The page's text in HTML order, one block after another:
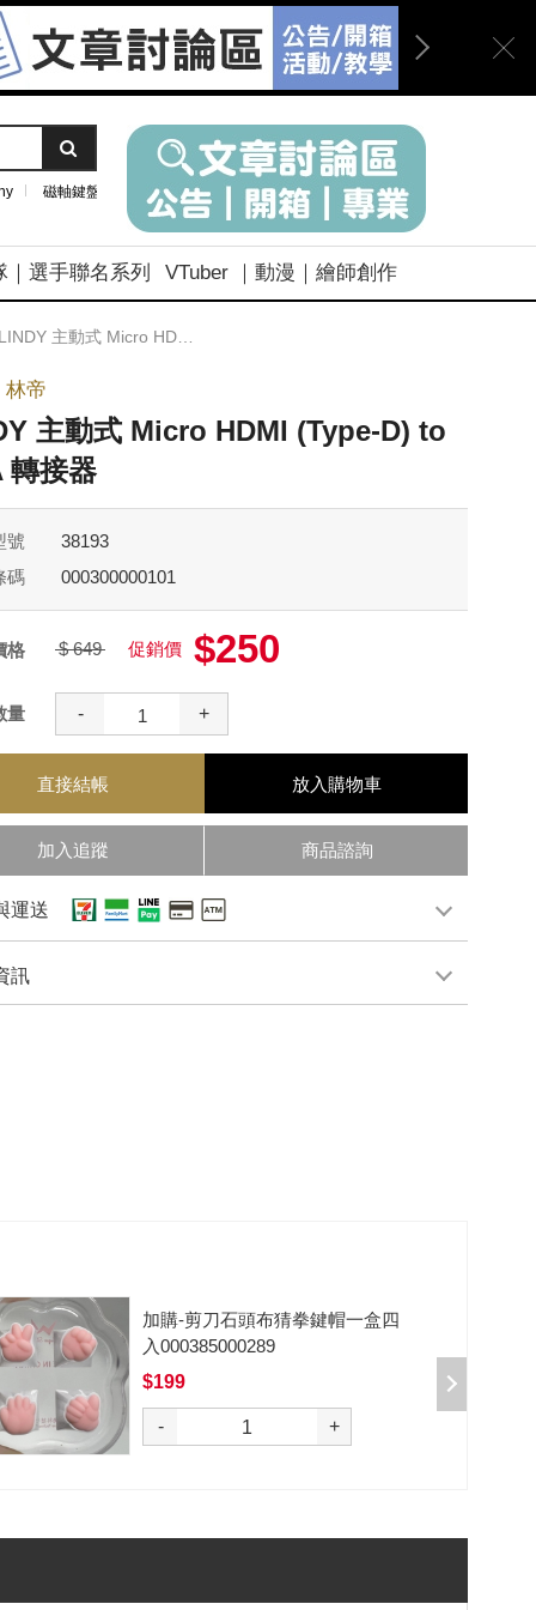
磁軸鍵盤
｜選手聯名系列 VTuber ｜動漫｜繪師創作
主動式 Micro HDMI (Type-D) to VGA 轉接器
林帝
主動式 Micro HDMI (Type-D) to
轉接器
號
38193
碼
000300000101
格 $ 649 促銷價 $250
量 - +
直接結帳 放入購物車
加入追蹤 商品諮詢
運送
訊
加購-剪刀石頭布猜拳鍵帽一盒四
入000385000289
$199
- +